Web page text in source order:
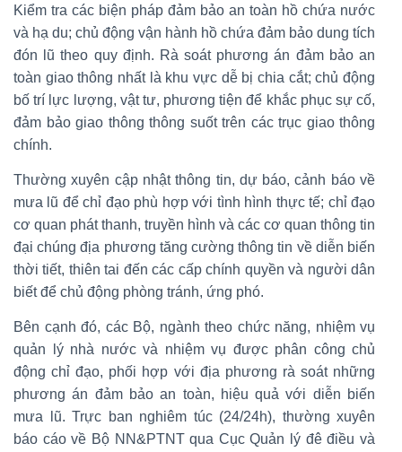
Kiểm tra các biện pháp đảm bảo an toàn hồ chứa nước
và hạ du; chủ động vận hành hồ chứa đảm bảo dung tích
đón lũ theo quy định. Rà soát phương án đảm bảo an
toàn giao thông nhất là khu vực dễ bị chia cắt; chủ động
bố trí lực lượng, vật tư, phương tiện để khắc phục sự cố,
đảm bảo giao thông thông suốt trên các trục giao thông
chính.
Thường xuyên cập nhật thông tin, dự báo, cảnh báo về
mưa lũ để chỉ đạo phù hợp với tình hình thực tế; chỉ đạo
cơ quan phát thanh, truyền hình và các cơ quan thông tin
đại chúng địa phương tăng cường thông tin về diễn biến
thời tiết, thiên tai đến các cấp chính quyền và người dân
biết để chủ động phòng tránh, ứng phó.
Bên cạnh đó, các Bộ, ngành theo chức năng, nhiệm vụ
quản lý nhà nước và nhiệm vụ được phân công chủ
động chỉ đạo, phối hợp với địa phương rà soát những
phương án đảm bảo an toàn, hiệu quả với diễn biến
mưa lũ. Trực ban nghiêm túc (24/24h), thường xuyên
báo cáo về Bộ NN&PTNT qua Cục Quản lý đê điều và